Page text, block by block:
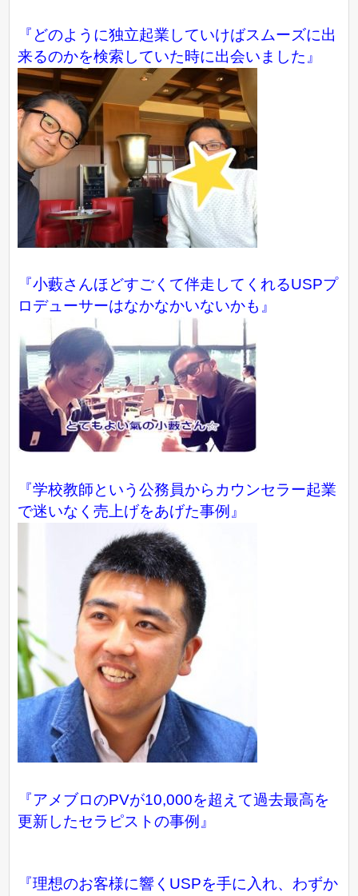
『どのように独立起業していけばスムーズに出
来るのかを検索していた時に出会いました』
『小藪さんほどすごくて伴走してくれるUSPプ
ロデューサーはなかなかいないかも』
『学校教師という公務員からカウンセラー起業
で迷いなく売上げをあげた事例』
『アメブロのPVが10,000を超えて過去最高を
更新したセラピストの事例』
『理想のお客様に響くUSPを手に入れ、わずか